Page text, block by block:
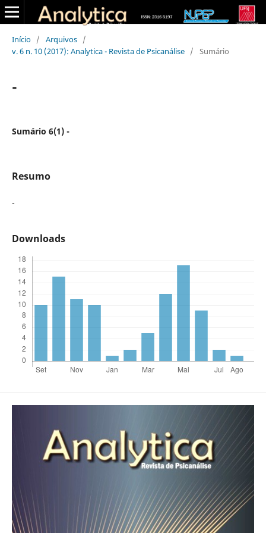
Início / Arquivos /
v. 6 n. 10 (2017): Analytica - Revista de Psicanálise / Sumário
-
Sumário 6(1) -
Resumo
-
Downloads